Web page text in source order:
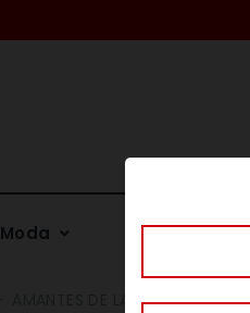
Moda Menaje
AMANTES DE LA BUENA MESA